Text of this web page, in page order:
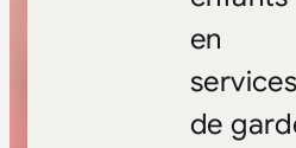
en
services
de